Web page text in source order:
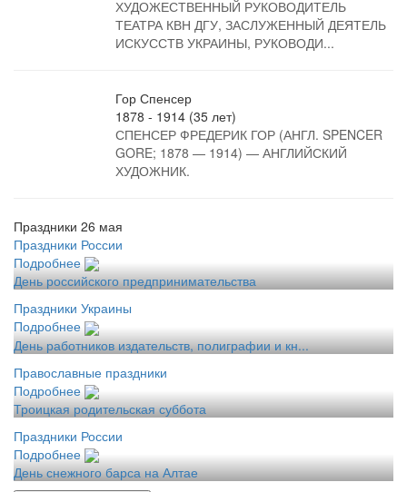
ХУДОЖЕСТВЕННЫЙ РУКОВОДИТЕЛЬ
ТЕАТРА КВН ДГУ, ЗАСЛУЖЕННЫЙ ДЕЯТЕЛЬ
ИСКУССТВ УКРАИНЫ, РУКОВОДИ...
Гор Спенсер
1878 - 1914 (35 лет)
СПЕНСЕР ФРЕДЕРИК ГОР (АНГЛ. SPENCER
GORE; 1878 — 1914) — АНГЛИЙСКИЙ
ХУДОЖНИК.
Праздники 26 мая
Праздники России
Подробнее
День российского предпринимательства
Праздники Украины
Подробнее
День работников издательств, полиграфии и кн...
Православные праздники
Подробнее
Троицкая родительская суббота
Праздники России
Подробнее
День снежного барса на Алтае